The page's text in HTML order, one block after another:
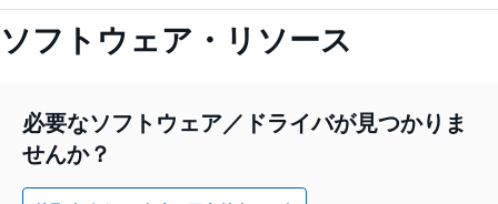
ソフトウェア・リソース
必要なソフトウェア／ドライバが見つかりま
せんか？